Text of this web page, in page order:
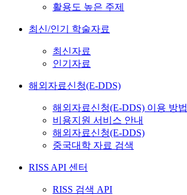
활용도 높은 주제
최신/인기 학술자료
최신자료
인기자료
해외자료신청(E-DDS)
해외자료신청(E-DDS) 이용 방법
비용지원 서비스 안내
해외자료신청(E-DDS)
중국대학 자료 검색
RISS API 센터
RISS 검색 API